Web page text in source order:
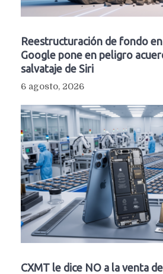
Reestructuración de fondo
Google pone en peligro
salvataje de Siri
6 agosto, 2026
CXMT le dice NO a la venta